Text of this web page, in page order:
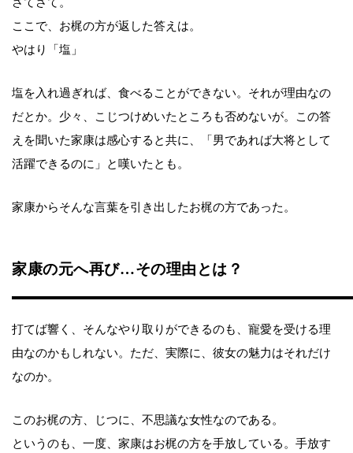
さてさて。
ここで、お梶の方が返した答えは。
やはり「塩」
塩を入れ過ぎれば、食べることができない。それが理由なの
だとか。少々、こじつけめいたところも否めないが。この答
えを聞いた家康は感心すると共に、「男であれば大将として
活躍できるのに」と嘆いたとも。
家康からそんな言葉を引き出したお梶の方であった。
家康の元へ再び…その理由とは？
打てば響く、そんなやり取りができるのも、寵愛を受ける理
由なのかもしれない。ただ、実際に、彼女の魅力はそれだけ
なのか。
このお梶の方、じつに、不思議な女性なのである。
というのも、一度、家康はお梶の方を手放している。手放す